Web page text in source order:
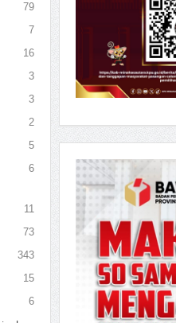
79
7
16
3
3
2
5
6
11
73
343
15
6